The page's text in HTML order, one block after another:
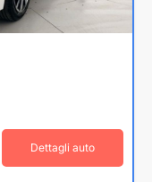
Dettagli auto